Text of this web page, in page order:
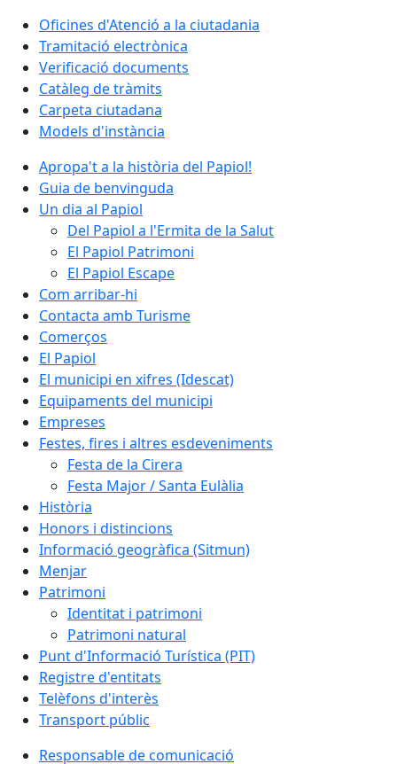
Oficines d'Atenció a la ciutadania
Tramitació electrònica
Verificació documents
Catàleg de tràmits
Carpeta ciutadana
Models d'instància
Apropa't a la història del Papiol!
Guia de benvinguda
Un dia al Papiol
Del Papiol a l'Ermita de la Salut
El Papiol Patrimoni
El Papiol Escape
Com arribar-hi
Contacta amb Turisme
Comerços
El Papiol
El municipi en xifres (Idescat)
Equipaments del municipi
Empreses
Festes, fires i altres esdeveniments
Festa de la Cirera
Festa Major / Santa Eulàlia
Història
Honors i distincions
Informació geogràfica (Sitmun)
Menjar
Patrimoni
Identitat i patrimoni
Patrimoni natural
Punt d'Informació Turística (PIT)
Registre d'entitats
Telèfons d'interès
Transport públic
Responsable de comunicació